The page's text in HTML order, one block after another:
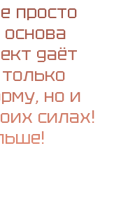
просто
даёт
но и
силах!